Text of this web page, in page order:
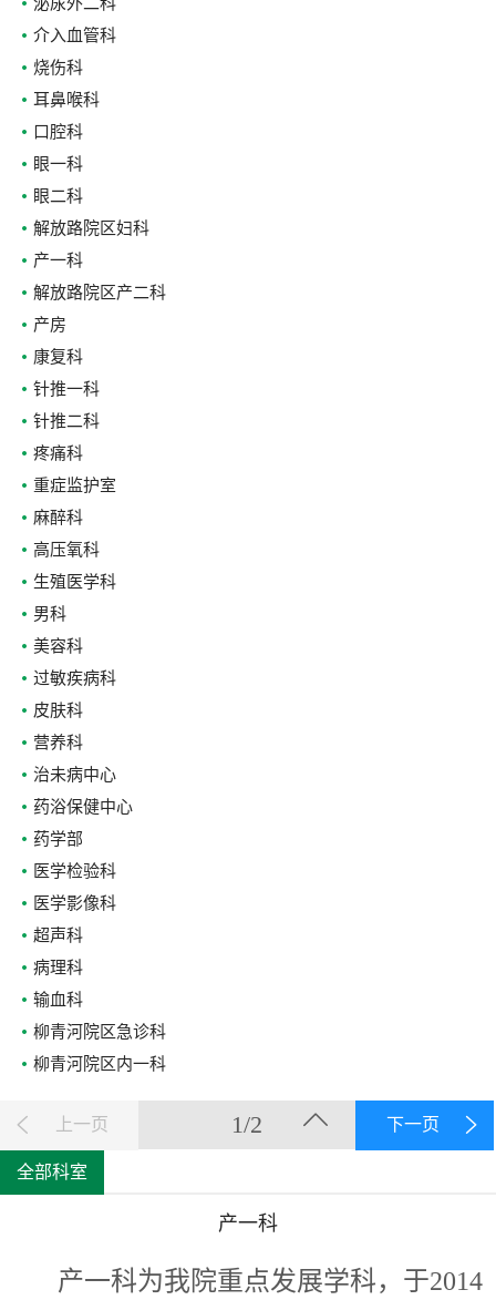
介入血管科
烧伤科
耳鼻喉科
口腔科
眼一科
眼二科
解放路院区妇科
产一科
解放路院区产二科
产房
康复科
针推一科
针推二科
疼痛科
重症监护室
麻醉科
高压氧科
生殖医学科
男科
美容科
过敏疾病科
皮肤科
营养科
治未病中心
药浴保健中心
药学部
医学检验科
医学影像科
超声科
病理科
输血科
柳青河院区急诊科
柳青河院区内一科
上一页 1/2 下一页
全部科室
产一科
产一科为我院重点发展学科，于2014